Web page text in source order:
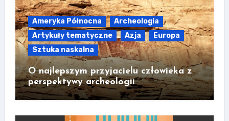
Ameryka Północna
Archeologia
Artykuły tematyczne
Azja
Europa
Sztuka naskalna
O najlepszym przyjacielu człowieka z
perspektywy archeologii